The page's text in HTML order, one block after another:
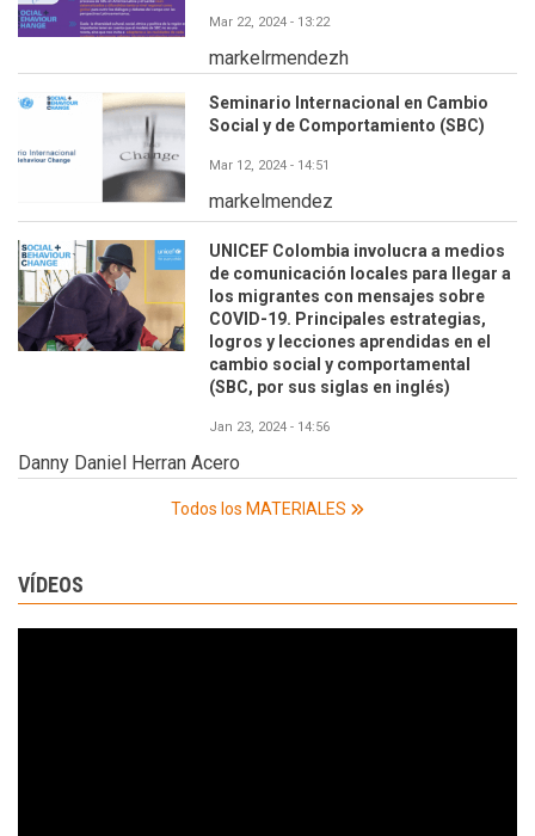
Mar 22, 2024 - 13:22
markelrmendezh
Seminario Internacional en Cambio
Social y de Comportamiento (SBC)
Mar 12, 2024 - 14:51
markelmendez
UNICEF Colombia involucra a medios
de comunicación locales para llegar a
los migrantes con mensajes sobre
COVID-19. Principales estrategias,
logros y lecciones aprendidas en el
cambio social y comportamental
(SBC, por sus siglas en inglés)
Jan 23, 2024 - 14:56
Danny Daniel Herran Acero
Todos los MATERIALES
VÍDEOS